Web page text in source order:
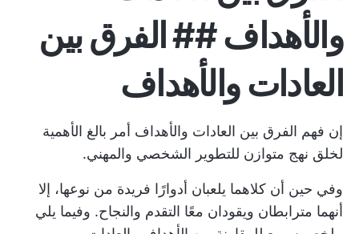
والأهداف ## الفرق بين
العادات والأهداف
إن فهم الفرق بين العادات والأهداف أمر بالغ الأهمية
لخلق نهج متوازن للتطوير الشخصي والمهني.
وفي حين أن كلاهما يلعبان أدوارًا فريدة من نوعها، إلا
أنهما مترابطان ويقودان معًا التقدم والنجاح. وفيما يلي